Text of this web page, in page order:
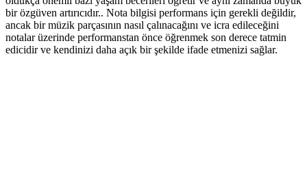
bir özgüven artırıcıdır.. Nota bilgisi performans için gerekli değildir,
ancak bir müzik parçasının nasıl çalınacağını ve icra edileceğini
notalar üzerinde performanstan önce öğrenmek son derece tatmin
edicidir ve kendinizi daha açık bir şekilde ifade etmenizi sağlar.